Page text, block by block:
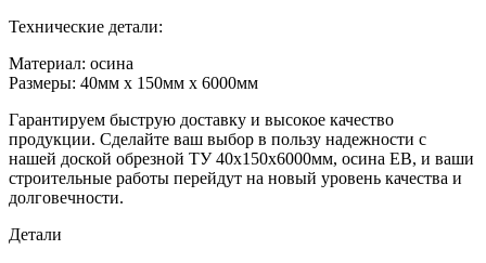
Технические детали:
Материал: осина
Размеры: 40мм х 150мм х 6000мм
Гарантируем быструю доставку и высокое качество
продукции. Сделайте ваш выбор в пользу надежности с
нашей доской обрезной ТУ 40х150х6000мм, осина ЕВ, и ваши
строительные работы перейдут на новый уровень качества и
долговечности.
Детали